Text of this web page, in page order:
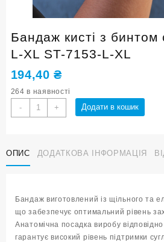
Бандаж кисті з бинтом
L-XL ST-7153-L-XL
194,40₴
264 в наявності
-
Бандаж
кисті
сірий
розмір
ST-
+ Додати в кошик
ОПИС ДОДАТКОВА ІНФОРМАЦІЯ
Бандаж виготовлений із щільного та
що забезпечує оптимальний рівень
Анатомічна посадка виробу відповідно
гарантує високий рівень підтримки